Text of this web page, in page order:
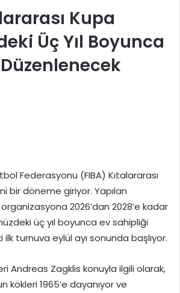
Kupa
Üç Yıl Boyunca
Federasyonu (FIBA) Kıtalararası
bir döneme giriyor. Yapılan
2026’dan 2028’e kadar
üç yıl boyunca ev sahipliği
ilk turnuva eylül ayı sonunda başlıyor.
Andreas Zagklis konuyla ilgili olarak,
kökleri 1965’e dayanıyor ve